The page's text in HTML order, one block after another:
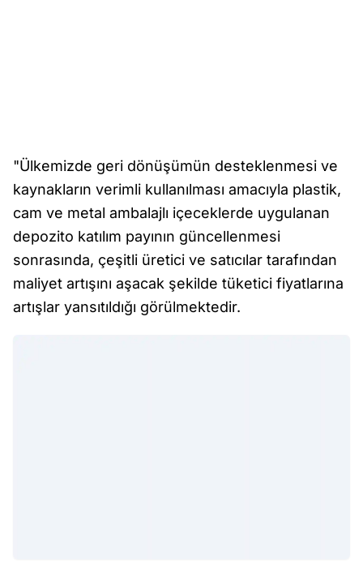
"Ülkemizde geri dönüşümün desteklenmesi ve
kaynakların verimli kullanılması amacıyla plastik,
cam ve metal ambalajlı içeceklerde uygulanan
depozito katılım payının güncellenmesi
sonrasında, çeşitli üretici ve satıcılar tarafından
maliyet artışını aşacak şekilde tüketici fiyatlarına
artışlar yansıtıldığı görülmektedir.